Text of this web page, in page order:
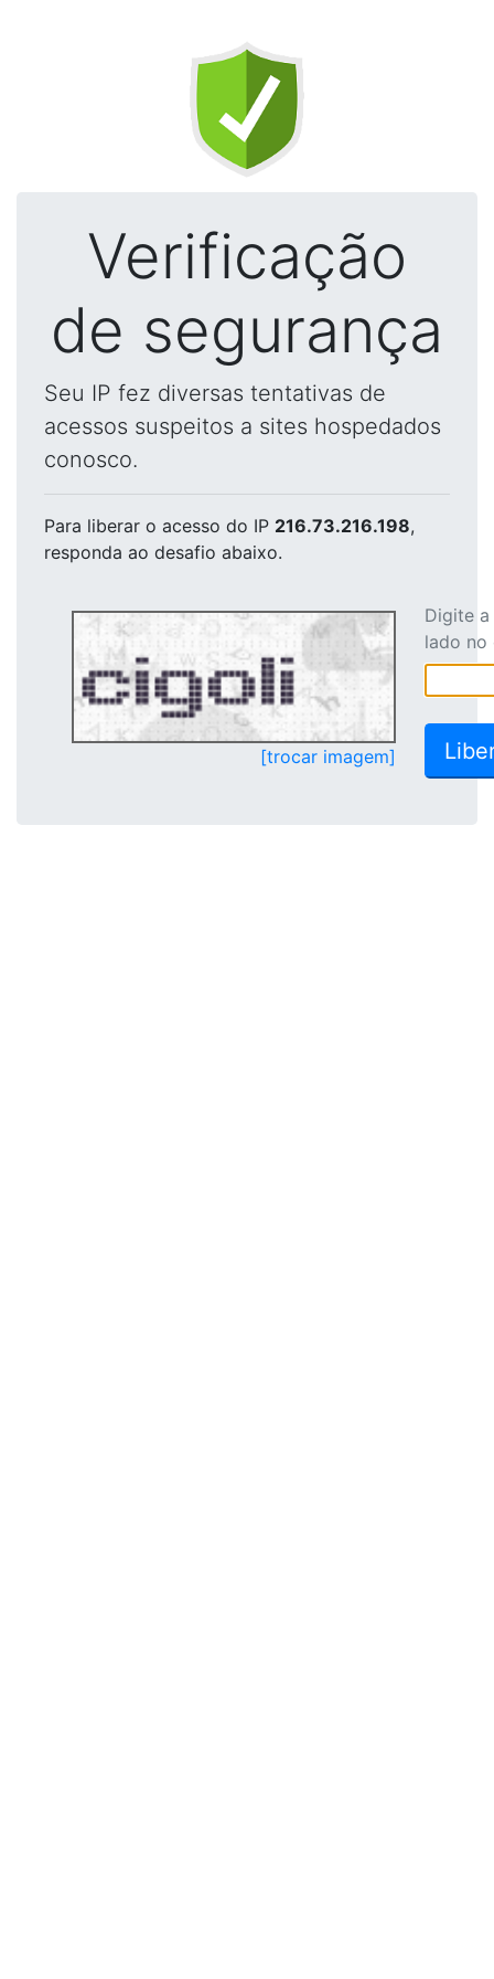
Verificação
de segurança
Seu IP fez diversas tentativas de
acessos suspeitos a sites hospedados
conosco.
Para liberar o acesso do IP 216.73.216.198,
responda ao desafio abaixo.
[trocar imagem]
Digite
lado no